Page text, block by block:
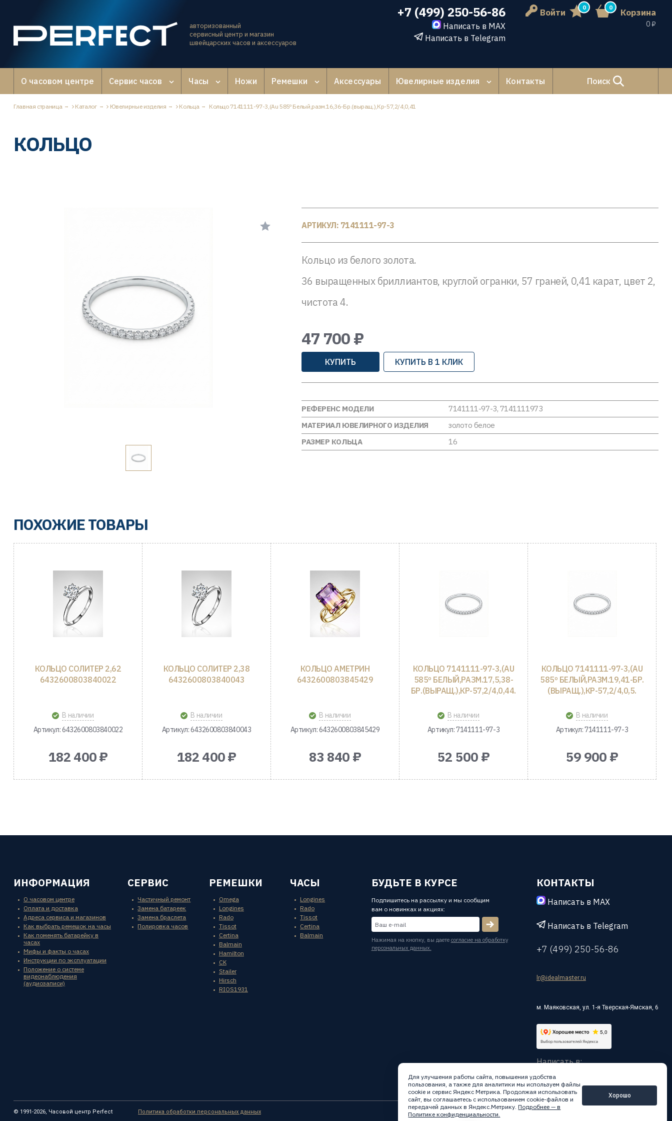
авторизованный
сервисный центр и магазин
швейцарских часов и аксессуаров
+7 (499) 250-56-86
Написать в MAX
Написать в Telegram
Войти 0 0 Корзина
0 ₽
О часовом центре Сервис часов Часы Ножи Ремешки Аксессуары Ювелирные изделия Контакты Поиск
Главная страница Каталог Ювелирные изделия Кольца Кольцо 7141111-97-3,(Au 585º Белый,разм.16,36-Бр.(выращ.),Кр-57,2/4,0,41
КОЛЬЦО
АРТИКУЛ: 7141111-97-3
Кольцо из белого золота.
36 выращенных бриллиантов, круглой огранки, 57 граней, 0,41 карат, цвет 2,
чистота 4.
47 700 ₽
КУПИТЬ КУПИТЬ В 1 КЛИК
РЕФЕРЕНС МОДЕЛИ
7141111-97-3, 7141111973
МАТЕРИАЛ ЮВЕЛИРНОГО ИЗДЕЛИЯ
золото белое
РАЗМЕР КОЛЬЦА
16
ПОХОЖИЕ ТОВАРЫ
КОЛЬЦО СОЛИТЕР 2,62
6432600803840022
В наличии
Артикул: 6432600803840022
182 400 ₽
КОЛЬЦО СОЛИТЕР 2,38
6432600803840043
В наличии
Артикул: 6432600803840043
182 400 ₽
КОЛЬЦО АМЕТРИН
6432600803845429
В наличии
Артикул: 6432600803845429
83 840 ₽
КОЛЬЦО 7141111-97-3,(AU
585º БЕЛЫЙ,РАЗМ.17,5,38-
БР.(ВЫРАЩ.),КР-57,2/4,0,44.
В наличии
Артикул: 7141111-97-3
52 500 ₽
КОЛЬЦО 7141111-97-3,(AU
585º БЕЛЫЙ,РАЗМ.19,41-БР.
(ВЫРАЩ.),КР-57,2/4,0,5.
В наличии
Артикул: 7141111-97-3
59 900 ₽
ИНФОРМАЦИЯ
О часовом центре
Оплата и доставка
Адреса сервиса и магазинов
Как выбрать ремешок на часы
Как поменять батарейку в
часах
Мифы и факты о часах
Инструкции по эксплуатации
Положение о системе
видеонаблюдения
(аудиозаписи)
СЕРВИС
Частичный ремонт
Замена батареек
Замена браслета
Полировка часов
РЕМЕШКИ
Omega
Longines
Rado
Tissot
Certina
Balmain
Hamilton
CK
Stailer
Hirsch
RIOS1931
ЧАСЫ
Longines
Rado
Tissot
Certina
Balmain
БУДЬТЕ В КУРСЕ
Подпишитесь на рассылку и мы сообщим
вам о новинках и акциях:
Нажимая на кнопку, вы даете согласие на обработку
персональных данных.
КОНТАКТЫ
Написать в MAX
Написать в Telegram
+7 (499) 250-56-86
lr@idealmaster.ru
м. Маяковская, ул. 1-я Тверская-Ямская, 6
Написать в:
© 1991-2026, Часовой центр Perfect Политика обработки персональных данных
Для улучшения работы сайта, повышения удобства
пользования, а также для аналитики мы используем файлы
cookie и сервис Яндекс Метрика. Продолжая использовать
сайт, вы соглашаетесь с использованием cookie-файлов и
передачей данных в Яндекс.Метрику.Подробнее — в
Политике конфиденциальности.
Хорошо